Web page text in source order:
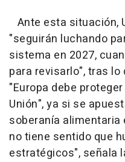
Ante esta situación,
"seguirán luchando
sistema en 2027,
para revisarlo", tras
"Europa debe
Unión", ya si se
soberanía
no tiene sentido que
estratégicos", señala